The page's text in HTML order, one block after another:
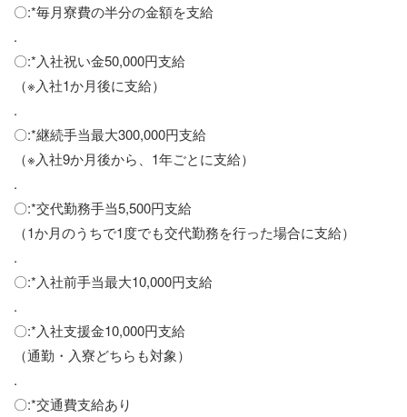
〇:*毎月寮費の半分の金額を支給
.
〇:*入社祝い金50,000円支給
（※入社1か月後に支給）
.
〇:*継続手当最大300,000円支給
（※入社9か月後から、1年ごとに支給）
.
〇:*交代勤務手当5,500円支給
（1か月のうちで1度でも交代勤務を行った場合に支給）
.
〇:*入社前手当最大10,000円支給
.
〇:*入社支援金10,000円支給
（通勤・入寮どちらも対象）
.
〇:*交通費支給あり